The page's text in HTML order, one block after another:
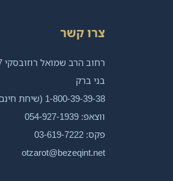
צרו קשר
רחוב הרב שמואל רוזובסקי 7, דירה 16
בני ברק
1-800-39-39-38 (שיחת חינם)
ווצאפ: 054-927-1939
פקס: 03-619-7222
otzarot@bezeqint.net